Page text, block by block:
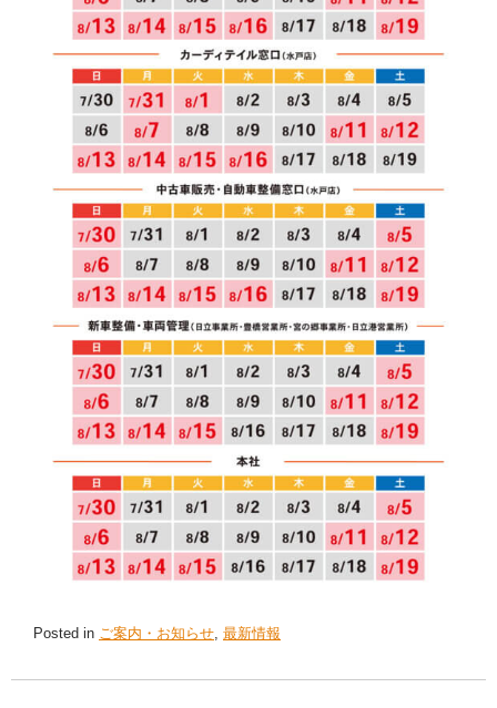
Posted in ご案内・お知らせ, 最新情報